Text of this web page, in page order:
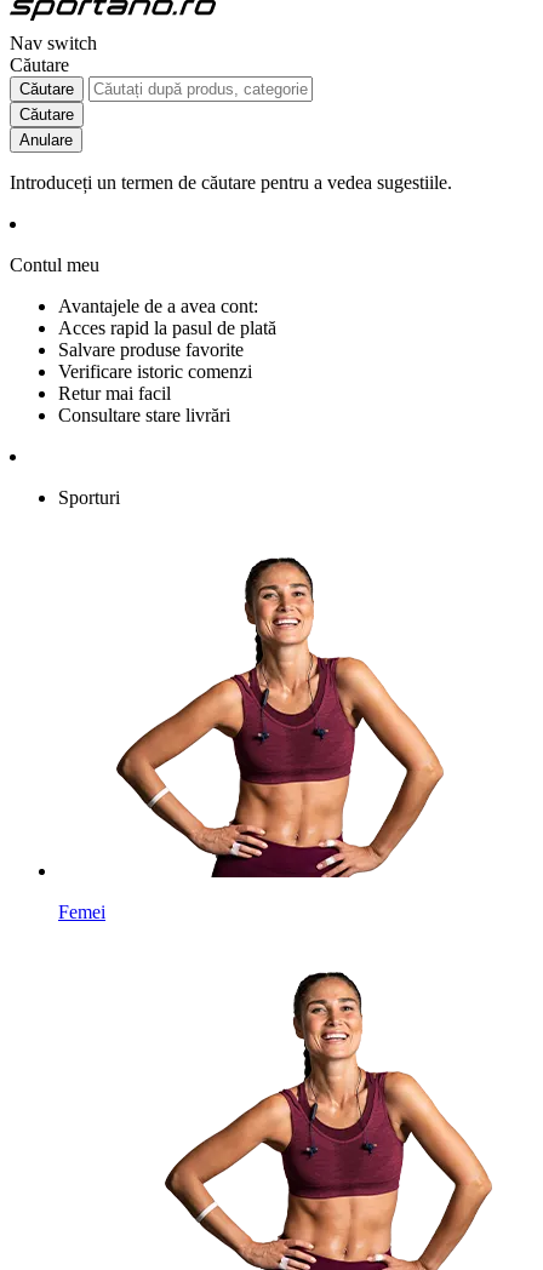
Nav switch
Căutare
Căutare
Căutare
Anulare
Introduceți un termen de căutare pentru a vedea sugestiile.
Contul meu
Avantajele de a avea cont:
Acces rapid la pasul de plată
Salvare produse favorite
Verificare istoric comenzi
Retur mai facil
Consultare stare livrări
Sporturi
Femei